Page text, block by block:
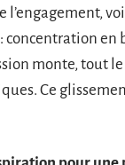
concentration en
monte, tout
Ce